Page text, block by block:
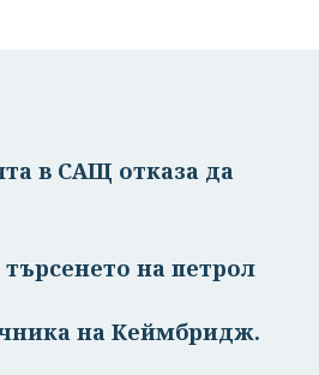
в САЩ отказа да
на петрол
на Кеймбридж.